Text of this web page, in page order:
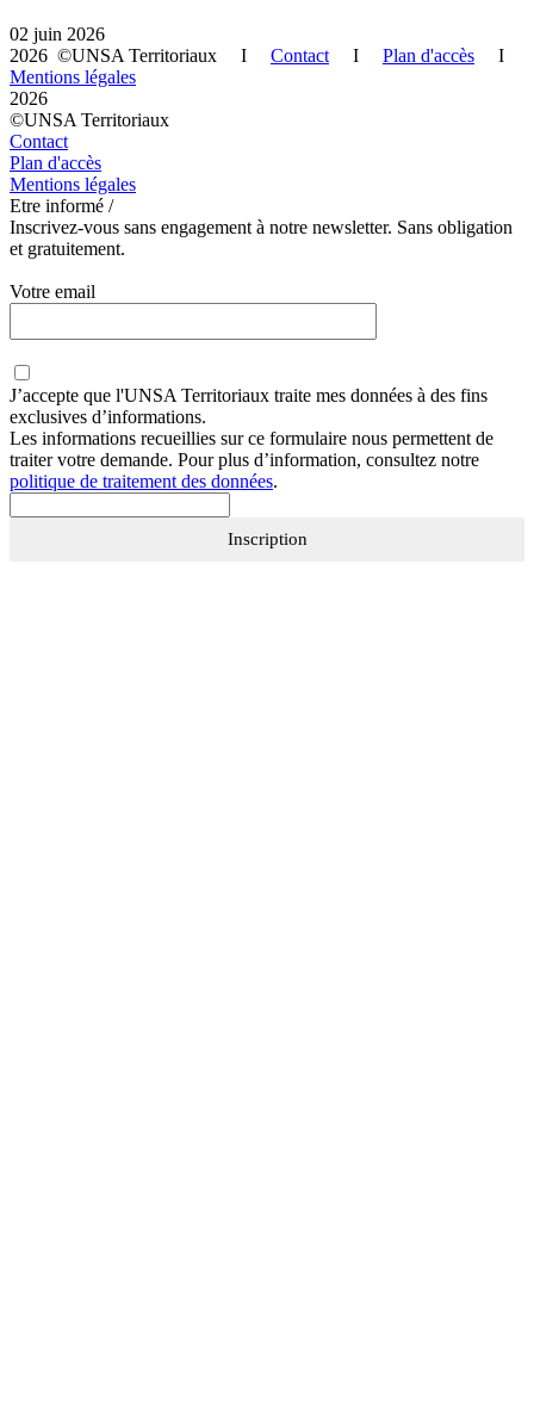
02 juin 2026
2026 ©UNSA Territoriaux I Contact I Plan d'accès I
Mentions légales
2026
©UNSA Territoriaux
Contact
Plan d'accès
Mentions légales
Etre informé /
Inscrivez-vous sans engagement à notre newsletter. Sans obligation
et gratuitement.
Votre email
J’accepte que l'UNSA Territoriaux traite mes données à des fins
exclusives d’informations.
Les informations recueillies sur ce formulaire nous permettent de
traiter votre demande. Pour plus d’information, consultez notre
politique de traitement des données.
Inscription